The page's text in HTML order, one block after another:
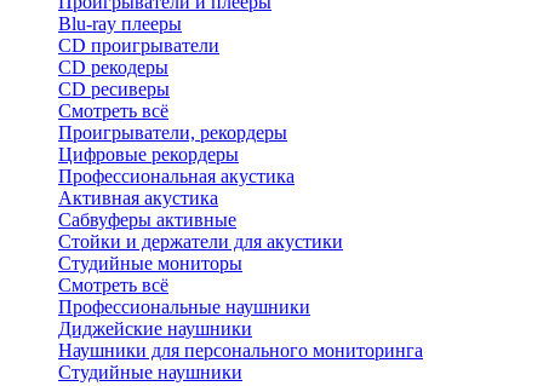
Blu-ray плееры
CD проигрыватели
CD рекодеры
CD ресиверы
Смотреть всё
Проигрыватели, рекордеры
Цифровые рекордеры
Профессиональная акустика
Активная акустика
Сабвуферы активные
Стойки и держатели для акустики
Студийные мониторы
Смотреть всё
Профессиональные наушники
Диджейские наушники
Наушники для персонального мониторинга
Студийные наушники